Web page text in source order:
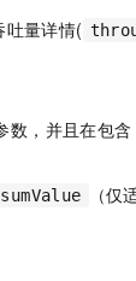
吐量详情(
数，并且在包含
sumValue （仅
Qoder
享 AI智能应用
Red Hat
建站小程序
模板建站
科研合作